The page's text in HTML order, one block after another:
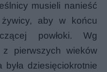
musieli nanieść
aby w końcu
powłoki. Wg
pierwszych wieków
dziesięciokrotnie